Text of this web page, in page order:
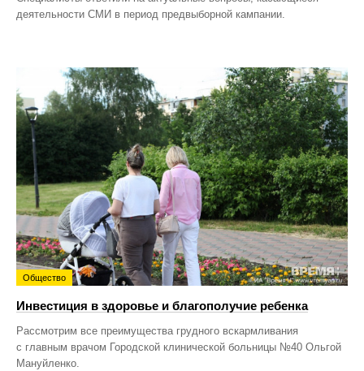
деятельности СМИ в период предвыборной кампании.
Общество
Инвестиция в здоровье и благополучие ребенка
Рассмотрим все преимущества грудного вскармливания
с главным врачом Городской клинической больницы №40 Ольгой
Мануйленко.